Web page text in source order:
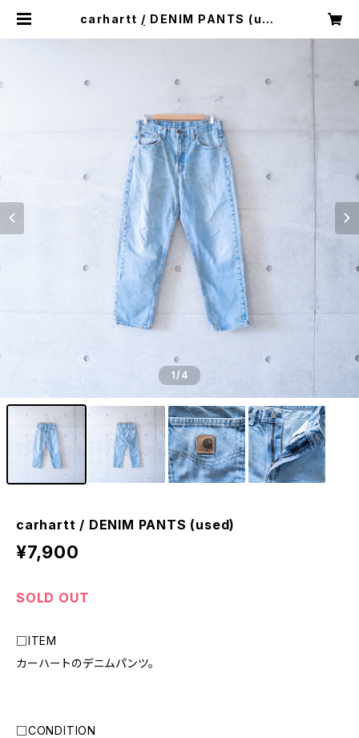
carhartt / DENIM PANTS (use
1/4
carhartt / DENIM PANTS (used)
¥7,900
SOLD OUT
□ITEM
カーハートのデニムパンツ。
□CONDITION